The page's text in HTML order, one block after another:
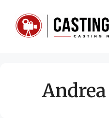
contenuto
Andrea